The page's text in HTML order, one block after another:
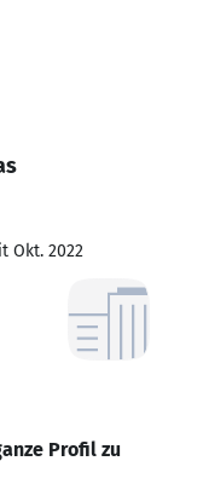
Okt. 2022
Profil zu